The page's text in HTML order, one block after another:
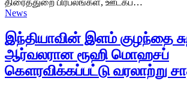
News
இந்தியாவின் இளம் குழந்தை
ஆர்வலரான ரூஹி மொஹசப்
கௌரவிக்கப்பட்டு வரலாற்று